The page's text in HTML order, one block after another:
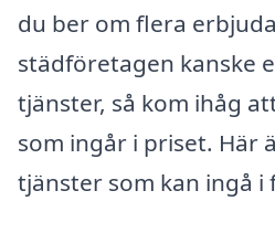
du ber om flera
städföretagen kanske
tjänster, så kom ihåg
som ingår i priset. Här
tjänster som kan ingå